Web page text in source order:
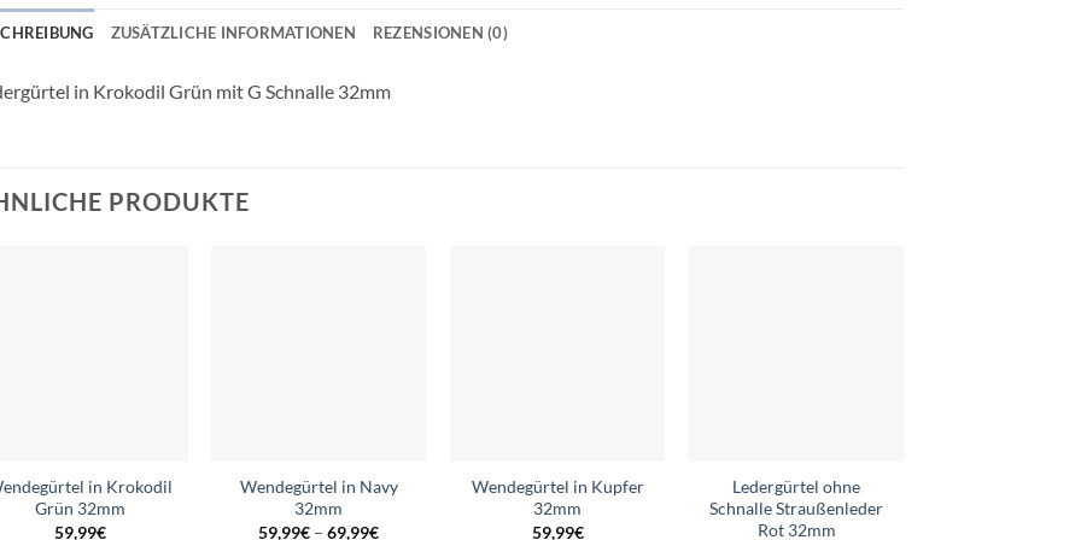
ZUSÄTZLICHE INFORMATIONEN REZENSIONEN (0)
in Krokodil Grün mit G Schnalle 32mm
PRODUKTE
in Krokodil
Grün 32mm
59,99€
Wendegürtel in Navy
32mm
59,99€ –69,99€
Wendegürtel in Kupfer
32mm
59,99€
Ledergürtel ohne
Schnalle Straußenleder
Rot 32mm